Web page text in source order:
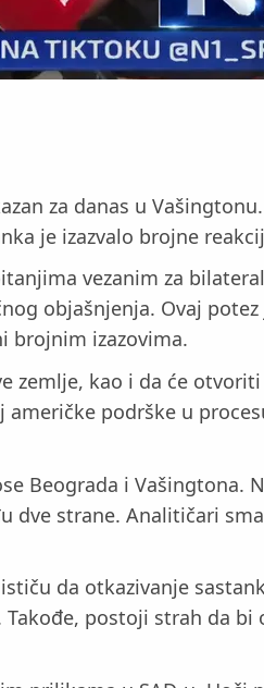
za danas u
je izazvalo brojne
vezanim za
objašnjenja. Ovaj potez
brojnim izazovima.
zemlje, kao i da će
podrške u
Beograda i Vašingtona.
dve strane. Analitičari
da otkazivanje
postoji strah da bi